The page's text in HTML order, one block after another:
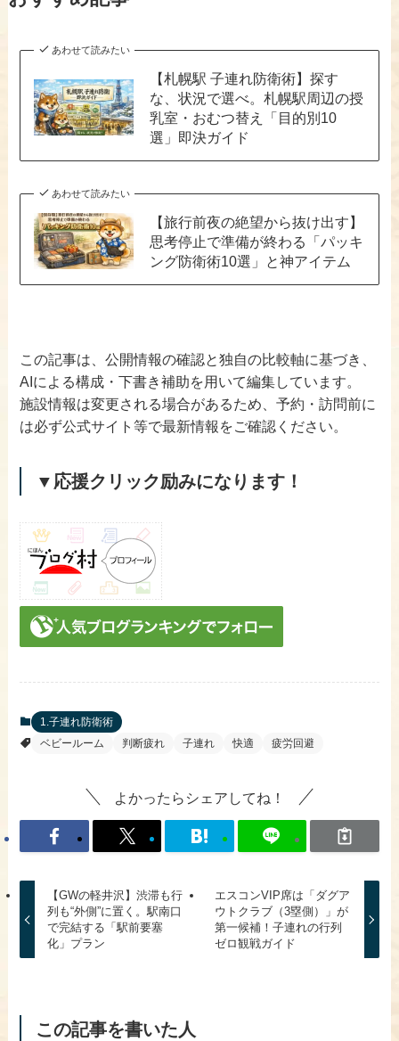
あわせて読みたい
【札幌駅 子連れ防衛術】探す
な、状況で選べ。札幌駅周辺の授
乳室・おむつ替え「目的別10
選」即決ガイド
あわせて読みたい
【旅行前夜の絶望から抜け出す】
思考停止で準備が終わる「パッキ
ング防衛術10選」と神アイテム
この記事は、公開情報の確認と独自の比較軸に基づき、
AIによる構成・下書き補助を用いて編集しています。
施設情報は変更される場合があるため、予約・訪問前に
は必ず公式サイト等で最新情報をご確認ください。
▼応援クリック励みになります！
1.子連れ防衛術
ベビールーム
判断疲れ 子連れ 快適 疲労回避
よかったらシェアしてね！
【GWの軽井沢】渋滞も行
列も“外側”に置く。駅南口
で完結する「駅前要塞
化」プラン
エスコンVIP席は「ダグア
ウトクラブ（3塁側）」が
第一候補！子連れの行列
ゼロ観戦ガイド
この記事を書いた人